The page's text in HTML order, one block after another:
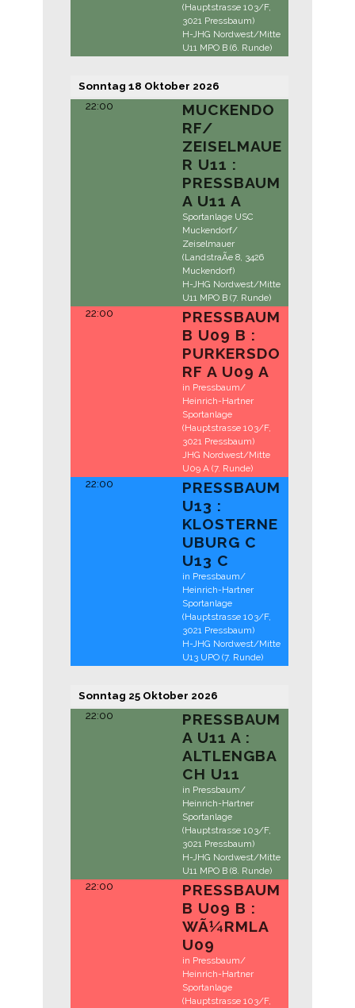
(Hauptstrasse 103/F,
3021 Pressbaum)
H-JHG Nordwest/Mitte
U11 MPO B (6. Runde)
Sonntag 18 Oktober 2026
22:00
MUCKENDO
RF/
ZEISELMAUE
R U11 :
PRESSBAUM
A U11 A
Sportanlage USC
Muckendorf/
Zeiselmauer
(LandstraÃe 8, 3426
Muckendorf)
H-JHG Nordwest/Mitte
U11 MPO B (7. Runde)
22:00
PRESSBAUM
B U09 B :
PURKERSDO
RF A U09 A
in Pressbaum/
Heinrich-Hartner
Sportanlage
(Hauptstrasse 103/F,
3021 Pressbaum)
JHG Nordwest/Mitte
U09 A (7. Runde)
22:00
PRESSBAUM
U13 :
KLOSTERNE
UBURG C
U13 C
in Pressbaum/
Heinrich-Hartner
Sportanlage
(Hauptstrasse 103/F,
3021 Pressbaum)
H-JHG Nordwest/Mitte
U13 UPO (7. Runde)
Sonntag 25 Oktober 2026
22:00
PRESSBAUM
A U11 A :
ALTLENGBA
CH U11
in Pressbaum/
Heinrich-Hartner
Sportanlage
(Hauptstrasse 103/F,
3021 Pressbaum)
H-JHG Nordwest/Mitte
U11 MPO B (8. Runde)
22:00
PRESSBAUM
B U09 B :
WÃ¼RMLA
U09
in Pressbaum/
Heinrich-Hartner
Sportanlage
(Hauptstrasse 103/F,